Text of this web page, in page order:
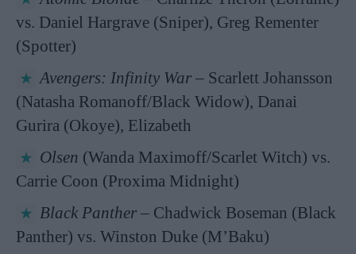
vs. Daniel Hargrave (Sniper), Greg Rementer
(Spotter)
Avengers: Infinity War – Scarlett Johansson
(Natasha Romanoff/Black Widow), Danai
Gurira (Okoye), Elizabeth
Olsen (Wanda Maximoff/Scarlet Witch) vs.
Carrie Coon (Proxima Midnight)
Black Panther – Chadwick Boseman (Black
Panther) vs. Winston Duke (M’Baku)